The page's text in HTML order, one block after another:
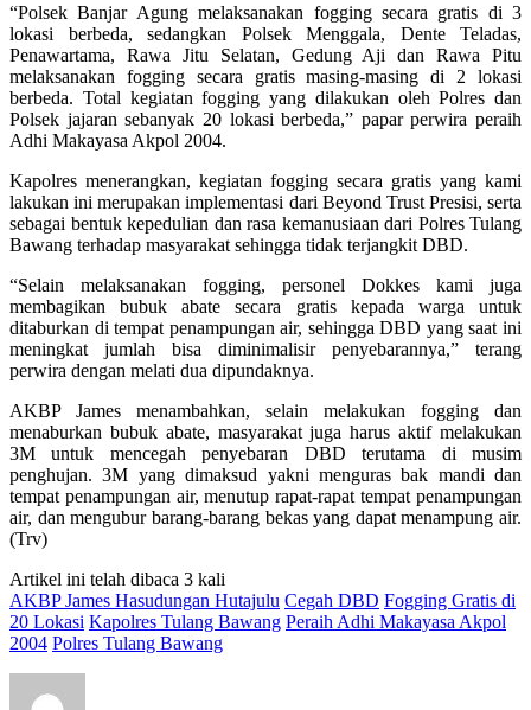
“Polsek Banjar Agung melaksanakan fogging secara gratis di 3
lokasi berbeda, sedangkan Polsek Menggala, Dente Teladas,
Penawartama, Rawa Jitu Selatan, Gedung Aji dan Rawa Pitu
melaksanakan fogging secara gratis masing-masing di 2 lokasi
berbeda. Total kegiatan fogging yang dilakukan oleh Polres dan
Polsek jajaran sebanyak 20 lokasi berbeda,” papar perwira peraih
Adhi Makayasa Akpol 2004.
Kapolres menerangkan, kegiatan fogging secara gratis yang kami
lakukan ini merupakan implementasi dari Beyond Trust Presisi, serta
sebagai bentuk kepedulian dan rasa kemanusiaan dari Polres Tulang
Bawang terhadap masyarakat sehingga tidak terjangkit DBD.
“Selain melaksanakan fogging, personel Dokkes kami juga
membagikan bubuk abate secara gratis kepada warga untuk
ditaburkan di tempat penampungan air, sehingga DBD yang saat ini
meningkat jumlah bisa diminimalisir penyebarannya,” terang
perwira dengan melati dua dipundaknya.
AKBP James menambahkan, selain melakukan fogging dan
menaburkan bubuk abate, masyarakat juga harus aktif melakukan
3M untuk mencegah penyebaran DBD terutama di musim
penghujan. 3M yang dimaksud yakni menguras bak mandi dan
tempat penampungan air, menutup rapat-rapat tempat penampungan
air, dan mengubur barang-barang bekas yang dapat menampung air.
(Trv)
Artikel ini telah dibaca 3 kali
AKBP James Hasudungan Hutajulu Cegah DBD Fogging Gratis di
20 Lokasi Kapolres Tulang Bawang Peraih Adhi Makayasa Akpol
2004 Polres Tulang Bawang